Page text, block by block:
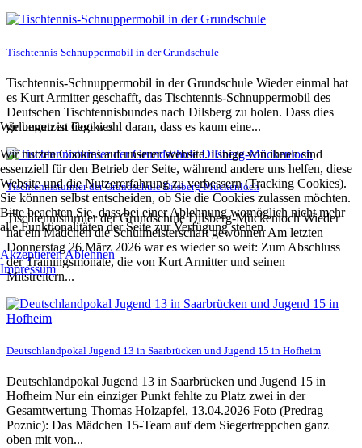
Tischtennis-Schnuppermobil in der Grundschule
Tischtennis-Schnuppermobil in der Grundschule Wieder einmal hat
es Kurt Armitter geschafft, das Tischtennis-Schnuppermobil des
Deutschen Tischtennisbundes nach Dilsberg zu holen. Dass dies
gelungen ist liegt wohl daran, dass es kaum eine...
Tischtennisturnier der Grundschule Dilsberg-Mückenloch
Tischtennisturnier der Grundschule Dilsberg-Mückenloch Wieder
hat ein Mädchen die Schulmeisterschaft gewonnen Am letzten
Donnerstag 26.März 2026 war es wieder so weit: Zum Abschluss
der Trainingsmonate, die von Kurt Armitter und seinen
Mitstreitern...
Deutschlandpokal Jugend 13 in Saarbrücken und Jugend 15 in Hofheim
Deutschlandpokal Jugend 13 in Saarbrücken und Jugend 15 in
Hofheim Nur ein einziger Punkt fehlte zu Platz zwei in der
Gesamtwertung Thomas Holzapfel, 13.04.2026 Foto (Predrag
Poznic): Das Mädchen 15-Team auf dem Siegertreppchen ganz
oben mit von...
Wir benutzen Cookies
Wir nutzen Cookies auf unserer Website. Einige von ihnen sind
essenziell für den Betrieb der Seite, während andere uns helfen, diese
Website und die Nutzererfahrung zu verbessern (Tracking Cookies).
Sie können selbst entscheiden, ob Sie die Cookies zulassen möchten.
Bitte beachten Sie, dass bei einer Ablehnung womöglich nicht mehr
alle Funktionalitäten der Seite zur Verfügung stehen.
AkzeptierenAblehnen
Impressum